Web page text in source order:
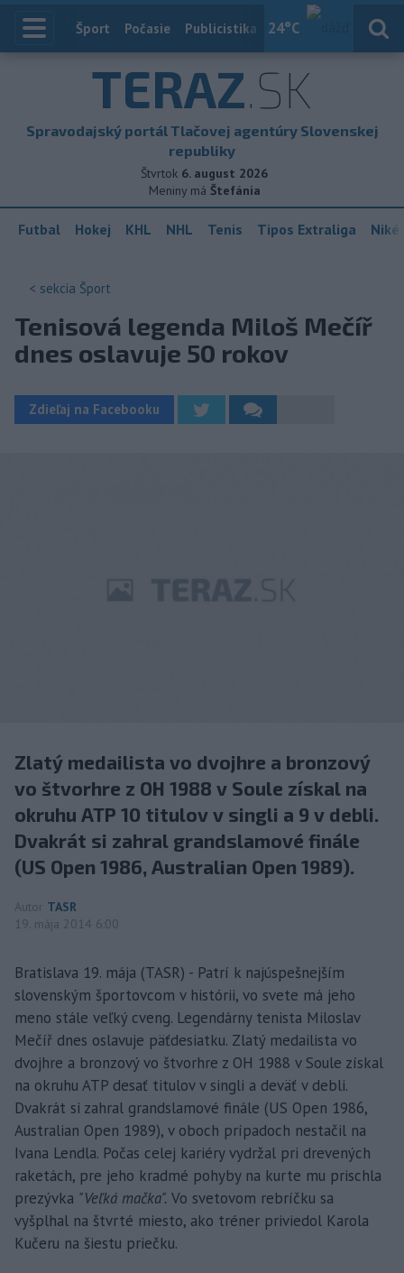
24°C
Index
Šport Počasie Publicistika Slovensko
TERAZ.SK
Spravodajský portál Tlačovej agentúry Slovenskej
republiky
Štvrtok 6. august 2026
Meniny má Štefánia
Futbal Hokej KHL NHL Tenis Tipos Extraliga
< sekcia Šport
Tenisová legenda Miloš Mečíř
dnes oslavuje 50 rokov
Zdieľaj na Facebooku
Zlatý medailista vo dvojhre a bronzový
vo štvorhre z OH 1988 v Soule získal na
okruhu ATP 10 titulov v singli a 9 v debli.
Dvakrát si zahral grandslamové finále
(US Open 1986, Australian Open 1989).
Autor TASR
19. mája 2014 6:00
Bratislava 19. mája (TASR) - Patrí k najúspešnejším
slovenským športovcom v histórii, vo svete má jeho
meno stále veľký cveng. Legendárny tenista Miloslav
Mečíř dnes oslavuje päťdesiatku. Zlatý medailista vo
dvojhre a bronzový vo štvorhre z OH 1988 v Soule získal
na okruhu ATP desať titulov v singli a deväť v debli.
Dvakrát si zahral grandslamové finále (US Open 1986,
Australian Open 1989), v oboch prípadoch nestačil na
Ivana Lendla. Počas celej kariéry vydržal pri drevených
raketách, pre jeho kradmé pohyby na kurte mu prischla
prezývka "Veľká mačka". Vo svetovom rebríčku sa
vyšplhal na štvrté miesto, ako tréner priviedol Karola
Kučeru na šiestu priečku.